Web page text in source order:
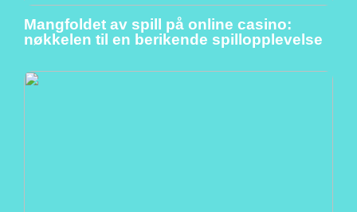
Mangfoldet av spill på online casino:
nøkkelen til en berikende spillopplevelse